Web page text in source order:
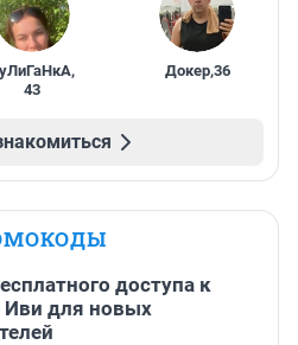
,
43
Докер,36
доступа к
Иви для новых